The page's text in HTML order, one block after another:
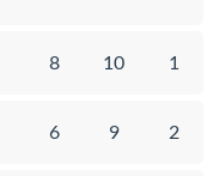
8 10 1
6 9 2